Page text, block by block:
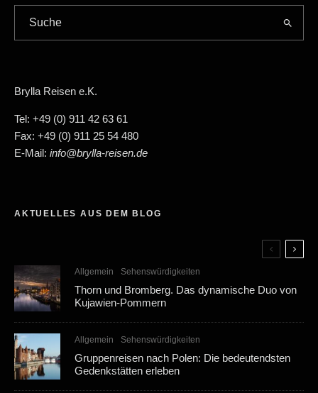
Brylla Reisen e.K.
Tel: +49 (0) 911 42 63 61
Fax: +49 (0) 911 25 54 480
E-Mail: info@brylla-reisen.de
AKTUELLES AUS DEM BLOG
Allgemein Sehenswürdigkeiten
Thorn und Bromberg. Das dynamische Duo von
Kujawien-Pommern
Allgemein Sehenswürdigkeiten
Gruppenreisen nach Polen: Die bedeutendsten
Gedenkstätten erleben